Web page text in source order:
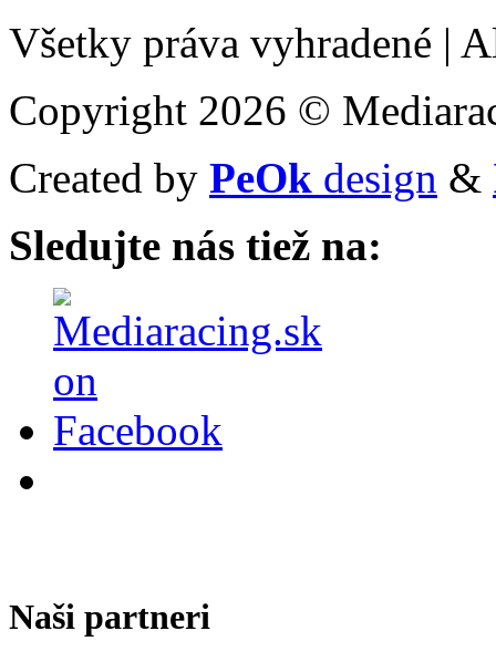
Všetky práva vyhradené |
Copyright 2026 ©
Created by PeOk design &
Sledujte nás tiež na:
Naši partneri